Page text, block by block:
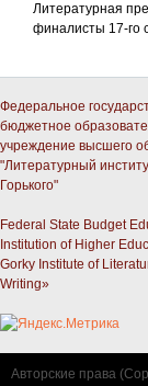
Литературная
финалисты 17-го
Федеральное
бюджетное
учреждение высшего
"Литературный
Горького"
Federal State Budget
Institution of Higher
Gorky Institute of
Writing»
Авторские права